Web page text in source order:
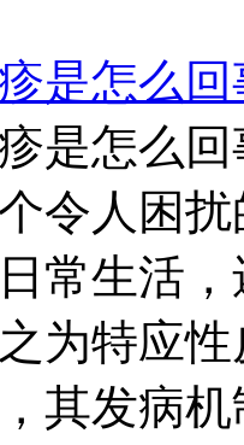
是怎么回
是怎么
令人困
常生活
之为特应
其发病